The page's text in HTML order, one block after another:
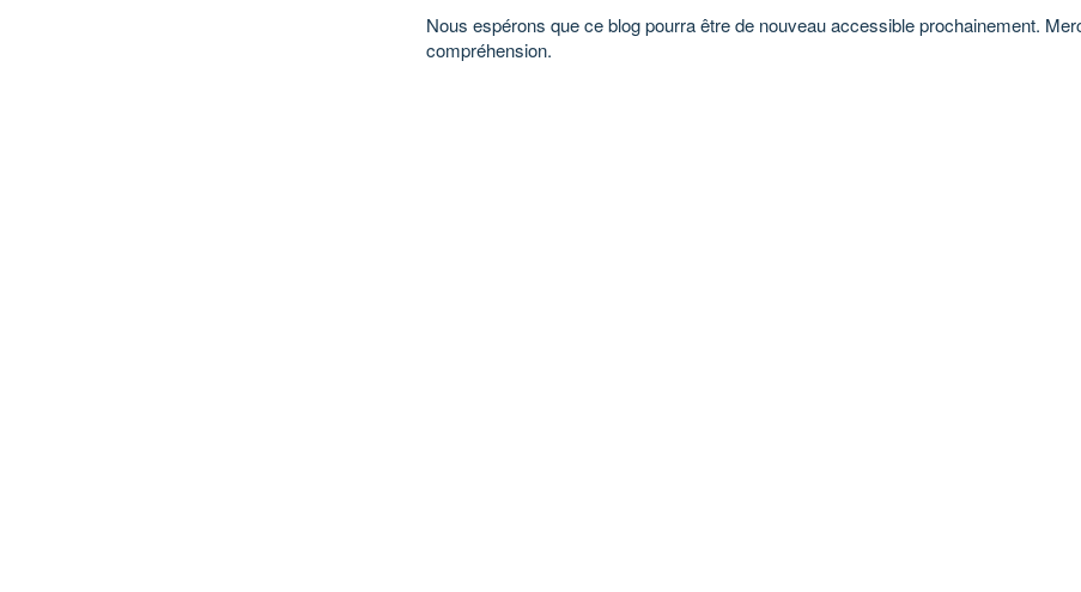
Nous espérons que ce blog pourra être de nouveau accessible prochainement.
compréhension.